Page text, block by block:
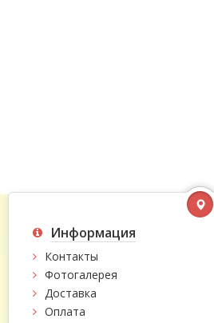
Информация
Контакты
Фотогалерея
Доставка
Оплата